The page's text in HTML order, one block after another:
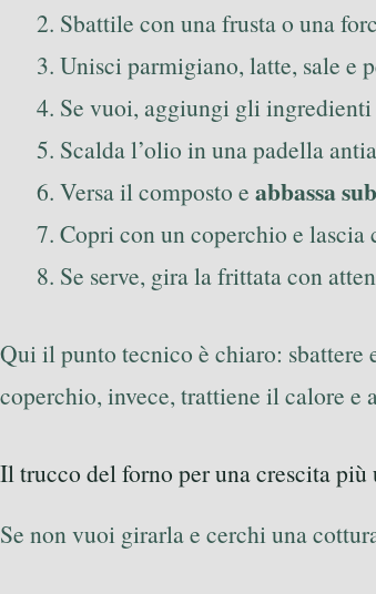
Sbattile con una frusta o una
Unisci parmigiano, latte, sale e
Se vuoi, aggiungi gli
Scalda l’olio in una padella
Versa il composto e abbassa
Copri con un coperchio e lascia
Se serve, gira la frittata con
Qui il punto tecnico è chiaro: sbattere
coperchio, invece, trattiene il calore e
Il trucco del forno per una crescita più
Se non vuoi girarla e cerchi una